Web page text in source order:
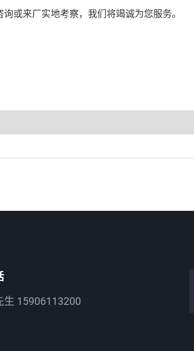
或来厂实地考察，我们将竭诚为您服务。
生 15906113200